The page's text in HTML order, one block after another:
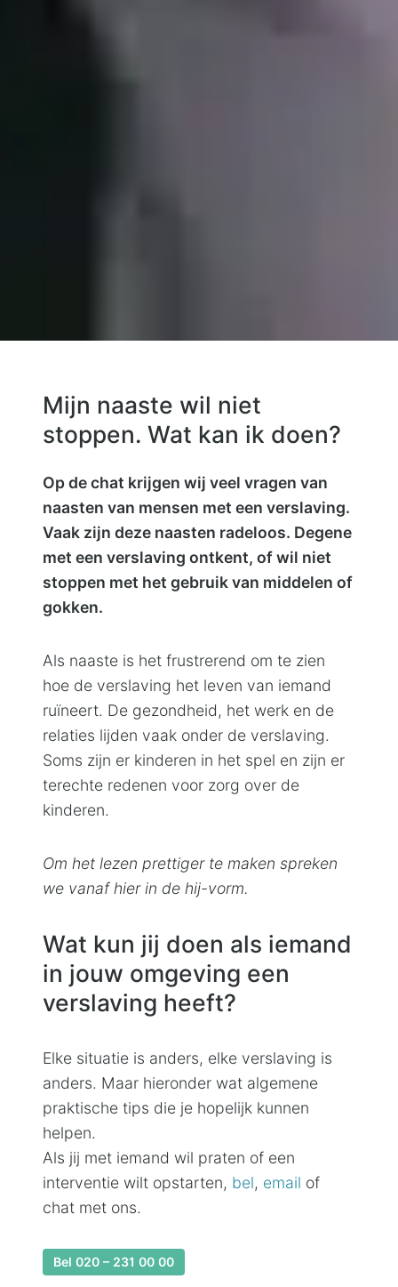
Mijn naaste wil niet
stoppen. Wat kan ik doen?
Op de chat krijgen wij veel vragen van
naasten van mensen met een verslaving.
Vaak zijn deze naasten radeloos. Degene
met een verslaving ontkent, of wil niet
stoppen met het gebruik van middelen of
gokken.
Als naaste is het frustrerend om te zien
hoe de verslaving het leven van iemand
ruïneert. De gezondheid, het werk en de
relaties lijden vaak onder de verslaving.
Soms zijn er kinderen in het spel en zijn er
terechte redenen voor zorg over de
kinderen.
Om het lezen prettiger te maken spreken
we vanaf hier in de hij-vorm.
Wat kun jij doen als iemand
in jouw omgeving een
verslaving heeft?
Elke situatie is anders, elke verslaving is
anders. Maar hieronder wat algemene
praktische tips die je hopelijk kunnen
helpen.
Als jij met iemand wil praten of een
interventie wilt opstarten, bel, email of
chat met ons.
Bel 020 – 231 00 00